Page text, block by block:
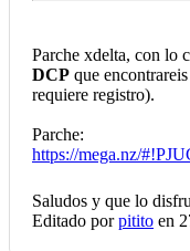
Parche xdelta, con lo
DCP que
requiere registro).
Parche:
https://mega.nz/
Saludos y que lo
Editado porpitito en